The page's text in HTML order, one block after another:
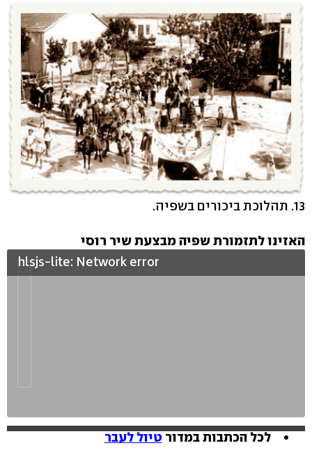
13. תהלוכת ביכורים בשפיה.
האזינו לתזמורת שפיה מבצעת שיר רוסי
hlsjs-lite: Network error
לכל הכתבות במדורטיול לעבר